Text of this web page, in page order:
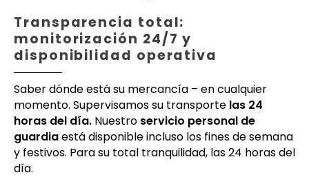
Transparencia total:
monitorización 24/7 y
disponibilidad operativa
Saber dónde está su mercancía – en cualquier
momento. Supervisamos su transporte las 24
horas del día. Nuestro servicio personal de
guardiaestá disponible incluso los fines de semana
y festivos. Para su total tranquilidad, las 24 horas del
día.